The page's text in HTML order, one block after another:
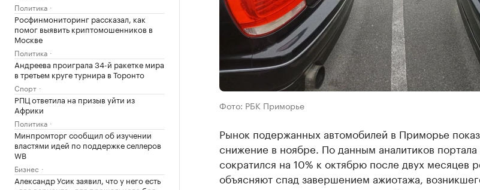
Политика
Росфинмониторинг рассказал, как
помог выявить криптомошенников в
Москве
Политика
Андреева проиграла 34-й ракетке мира
в третьем круге турнира в Торонто
Спорт
РПЦ ответила на призыв уйти из
Африки
Политика
Минпромторг сообщил об изучении
властями идей по поддержке селлеров
WB
Бизнес
Александр Усик заявил, что у него есть
Фото: РБК Приморье
Рынок подержанных автомобилей в Приморье
снижение в ноябре. По данным аналитиков
сократился на 10% к октябрю после двух месяцев
объясняют спад завершением ажиотажа,